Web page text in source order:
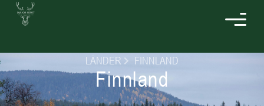
LÄNDER FINNLAND
Finnland